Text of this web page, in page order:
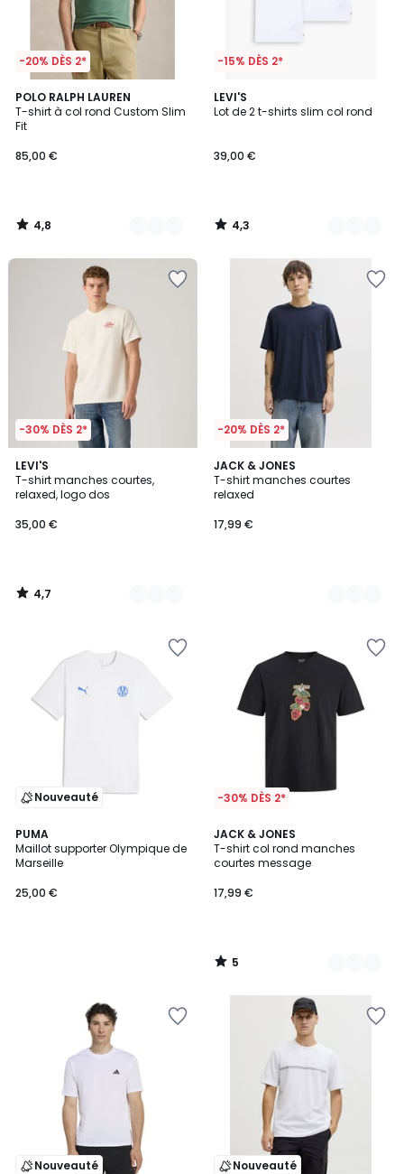
-20% DÈS 2*
POLO RALPH LAUREN
T-shirt à col rond Custom Slim
Fit
85,00 €
4,8
/ 5
12
Couleurs
4,8
/
-15% DÈS 2*
LEVI'S
Lot de 2 t-shirts slim col rond
39,00 €
4,3
/ 5
4
Couleurs
4,3
/
-30% DÈS 2*
LEVI'S
T-shirt manches courtes,
relaxed, logo dos
35,00 €
4,7
/ 5
2
Couleurs
4,7
/
-20% DÈS 2*
JACK & JONES
T-shirt manches courtes
relaxed
17,99 €
3
Couleurs
Nouveauté
PUMA
Maillot supporter Olympique de
Marseille
25,00 €
-30% DÈS 2*
JACK & JONES
T-shirt col rond manches
courtes message
17,99 €
5
/
5
3
Couleurs
5
/
Nouveauté Nouveauté